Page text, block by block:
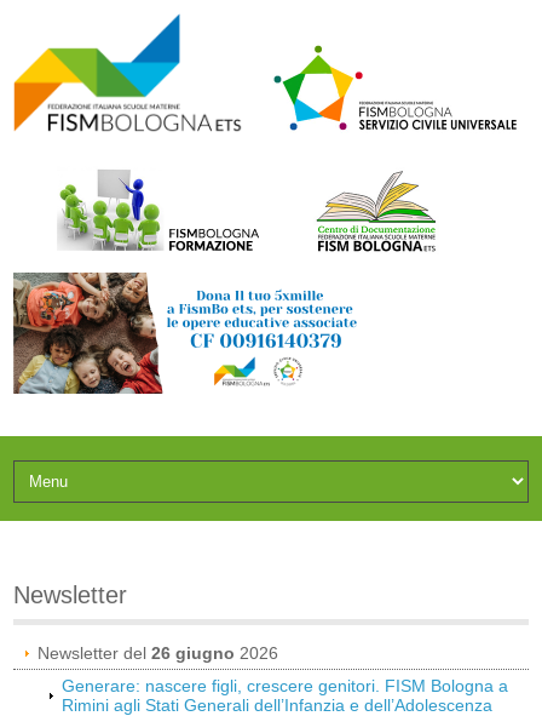
Newsletter
Newsletter del26 giugno 2026
Generare: nascere figli, crescere genitori. FISM Bologna a
Rimini agli Stati Generali dell’Infanzia e dell’Adolescenza